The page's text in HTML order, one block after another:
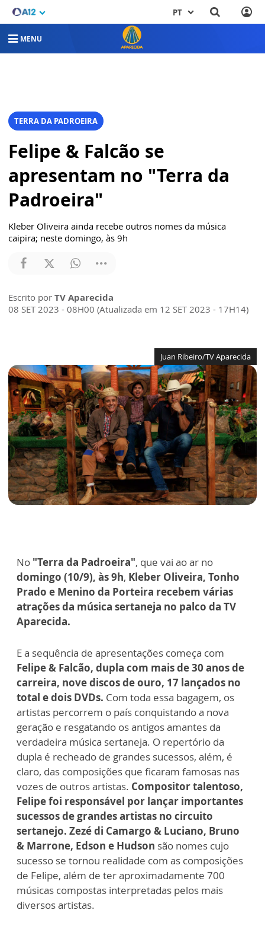
PT
MENU
TERRA DA PADROEIRA
Felipe & Falcão se
apresentam no "Terra da
Padroeira"
Kleber Oliveira ainda recebe outros nomes da música
caipira; neste domingo, às 9h
Escrito por TV Aparecida
08 SET 2023 - 08H00 (Atualizada em 12 SET 2023 - 17H14)
Juan Ribeiro/TV Aparecida
No "Terra da Padroeira", que vai ao ar no
domingo (10/9), às 9h, Kleber Oliveira, Tonho
Prado e Menino da Porteira recebem várias
atrações da música sertaneja no palco da TV
Aparecida.
E a sequência de apresentações começa com
Felipe & Falcão, dupla com mais de 30 anos de
carreira, nove discos de ouro, 17 lançados no
total e dois DVDs. Com toda essa bagagem, os
artistas percorrem o país conquistando a nova
geração e resgatando os antigos amantes da
verdadeira música sertaneja. O repertório da
dupla é recheado de grandes sucessos, além, é
claro, das composições que ficaram famosas nas
vozes de outros artistas. Compositor talentoso,
Felipe foi responsável por lançar importantes
sucessos de grandes artistas no circuito
sertanejo. Zezé di Camargo & Luciano, Bruno
& Marrone, Edson e Hudson são nomes cujo
sucesso se tornou realidade com as composições
de Felipe, além de ter aproximadamente 700
músicas compostas interpretadas pelos mais
diversos artistas.